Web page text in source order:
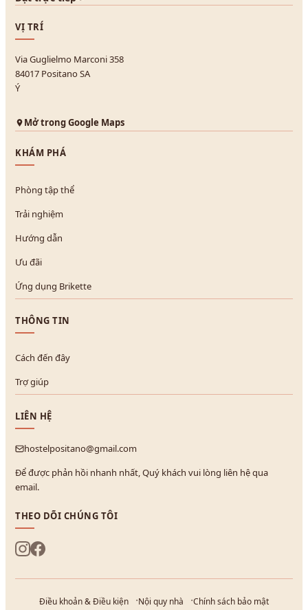
VỊ TRÍ
Via Guglielmo Marconi 358
84017 Positano SA
Ý
Mở trong Google Maps
KHÁM PHÁ
Phòng tập thể
Trải nghiệm
Hướng dẫn
Ưu đãi
Ứng dụng Brikette
THÔNG TIN
Cách đến đây
Trợ giúp
LIÊN HỆ
hostelpositano@gmail.com
Để được phản hồi nhanh nhất, Quý khách vui lòng liên hệ qua
email.
THEO DÕI CHÚNG TÔI
Điều khoản & Điều kiện Nội quy nhà Chính sách bảo mật